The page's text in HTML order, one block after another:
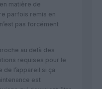
matière de
parfois remis en
pas forcément
au delà des
requises pour le
de l’appareil si ça
est